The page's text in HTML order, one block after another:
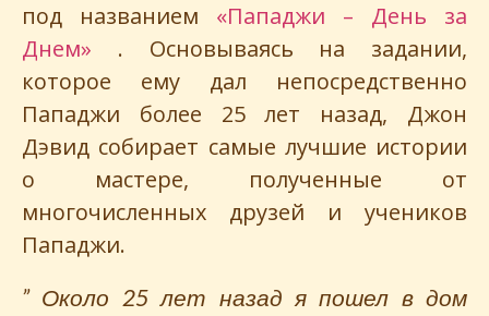
под названием «Пападжи – День за
Днем» . Основываясь на задании,
которое ему дал непосредственно
Пападжи более 25 лет назад, Джон
Дэвид собирает самые лучшие истории
о мастере, полученные от
многочисленных друзей и учеников
Пападжи.
” Около 25 лет назад я пошел в дом